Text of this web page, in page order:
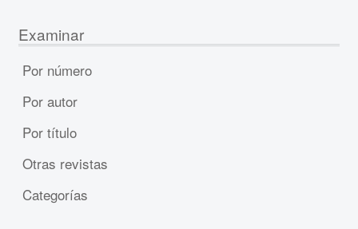
Examinar
Por número
Por autor
Por título
Otras revistas
Categorías